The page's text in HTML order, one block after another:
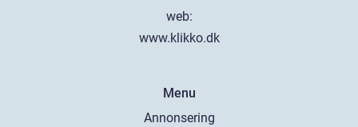
web:
www.klikko.dk
Menu
Annonsering